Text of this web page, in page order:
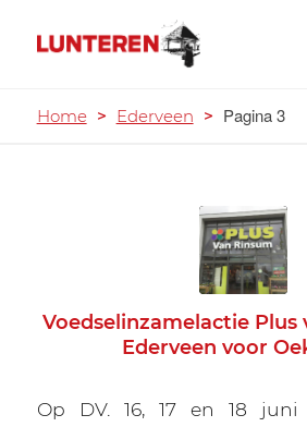
Home > Ederveen > Pagina 3
Voedselinzamelactie Plus
Ederveen voor
Op DV. 16, 17 en 18